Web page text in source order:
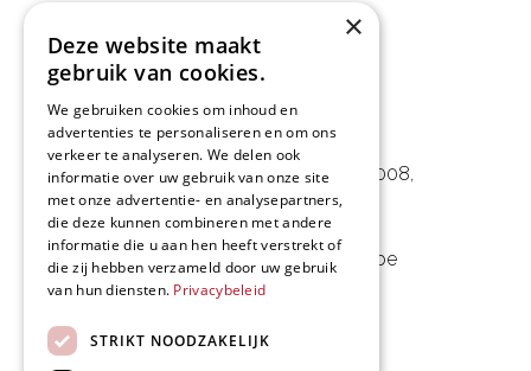
L&D Foodpartner BV
Noorwegenstraat 29D, Haven 8008,
9940 Evergem, BE
09 253 49 57
mail@delmo.be
BE 0768.656.308
Volg ons
×
Deze website maakt
gebruik van cookies.
We gebruiken cookies om inhoud en
advertenties te personaliseren en om ons
verkeer te analyseren. We delen ook
informatie over uw gebruik van onze site
met onze advertentie- en analysepartners,
die deze kunnen combineren met andere
informatie die u aan hen heeft verstrekt of
die zij hebben verzameld door uw gebruik
van hun diensten. Privacybeleid
STRIKT NOODZAKELIJK